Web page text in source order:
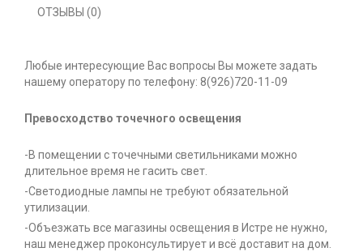
ОТЗЫВЫ (0)
Любые интересующие Вас вопросы Вы можете задать
нашему оператору по телефону: 8(926)720-11-09
Превосходство точечного освещения
-В помещении с точечными светильниками можно
длительное время не гасить свет.
-Светодиодные лампы не требуют обязательной
утилизации.
-Объезжать все магазины освещения в Истре не нужно,
наш менеджер проконсультирует и всё доставит на дом.